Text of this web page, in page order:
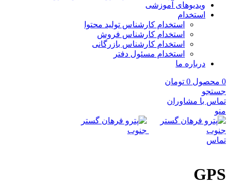
ویدیوهای آموزشی
استخدام
استخدام کارشناس تولید محتوا
استخدام کارشناس فروش
استخدام کارشناس بازرگانی
استخدام مسئول دفتر
درباره ما
0 محصول 0 تومان
جستجو
تماس با مشاوران
منو
تماس
GPS